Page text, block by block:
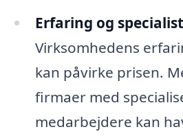
Erfaring og
Virksomhedens
kan påvirke prisen.
firmaer med
medarbejdere kan